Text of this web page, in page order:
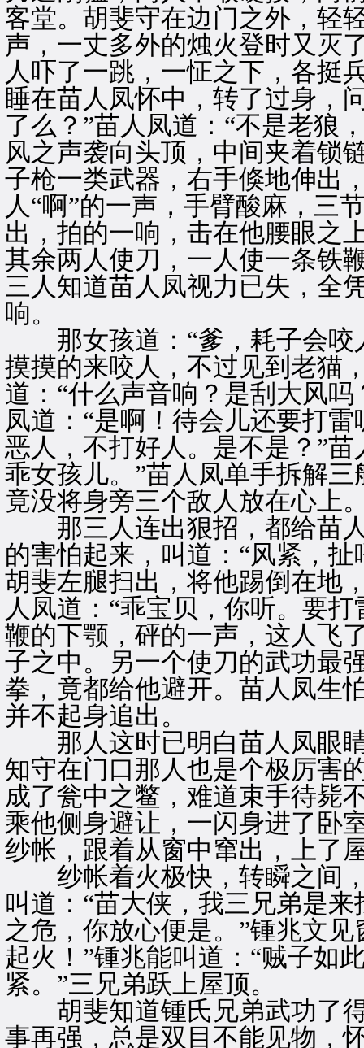
客堂。胡斐守在边门之外，轻
声，一丈多外的烛火登时又灭
人吓了一跳，一怔之下，各挺
睡在苗人凤怀中，转了过身，
了么？”苗人凤道：“不是老狼
风之声袭向头顶，中间夹着锁
子枪一类武器，右手倏地伸出
人“啊”的一声，手臂酸麻，三
出，拍的一响，击在他腰眼之
其余两人使刀，一人使一条铁
三人知道苗人凤视力已失，全
响。
那女孩道：“爹，耗子会咬
摸摸的来咬人，不过见到老猫
道：“什么声音响？是刮大风
凤道：“是啊！待会儿还要打
恶人，不打好人。是不是？”
乖女孩儿。”苗人凤单手拆解
竟没将身旁三个敌人放在心上
那三人连出狠招，都给苗人
的害怕起来，叫道：“风紧，
胡斐左腿扫出，将他踢倒在地
人凤道：“乖宝贝，你听。要
鞭的下颚，砰的一声，这人飞
子之中。另一个使刀的武功最
拳，竟都给他避开。苗人凤生
并不起身追出。
那人这时已明白苗人凤眼睛
知守在门口那人也是个极厉害
成了瓮中之鳖，难道束手待毙
乘他侧身避让，一闪身进了卧
纱帐，跟着从窗中窜出，上了
纱帐着火极快，转瞬之间，
叫道：“苗大侠，我三兄弟是
之危，你放心便是。”锺兆文
起火！”锺兆能叫道：“贼子如
紧。”三兄弟跃上屋顶。
胡斐知道锺氏兄弟武功了得
事再强，总是双目不能见物，